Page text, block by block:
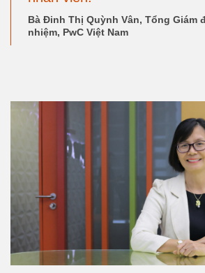
Bà Đinh Thị Quỳnh Vân, Tổng Giám
nhiệm, PwC Việt Nam